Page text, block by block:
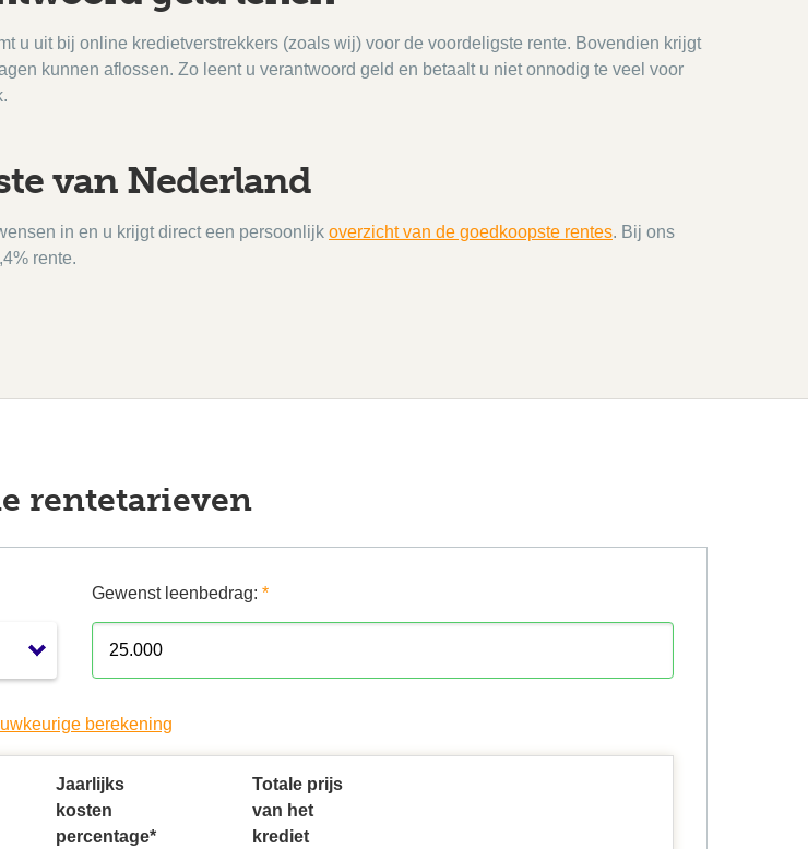
u uit bij online kredietverstrekkers (zoals wij) voor de voordeligste rente. Bovendien krijgt
kunnen aflossen. Zo leent u verantwoord geld en betaalt u niet onnodig te veel voor
van Nederland
in en u krijgt direct een persoonlijk overzicht van de goedkoopste rentes. Bij ons
rente.
rentetarieven
Gewenst leenbedrag:*
berekening
Jaarlijks
kosten
percentage*
Totale prijs
van het
krediet